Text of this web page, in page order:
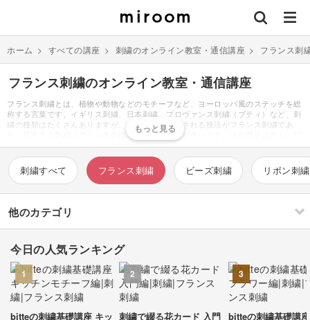
ホーム > すべての講座 > 刺繍のオンライン教室・通信講座 > フランス刺
フランス刺繍のオンライン教室・通信講座
フランス刺繍とは、植物や動物などのモチーフなど、ヨーロッパ風のステッチを総
称する言葉です。イギリス刺繍、日本刺繍、プロヴァンス刺繍（ブティ）など、刺
繍の種類はたくさんありますが、その中で基本とされる技法がフランス刺繍であ
り、日本での刺繍はフランス刺繍を意味することが多いです。その歴史は古く、17
世紀には衣類や装飾品、家具などにも刺繍が施され、富の象徴でもあったとされて
います。必要なものは刺繍糸・刺繍針・生地・刺繍枠・チャコペン・ハサミ・図案
などで、ユザワヤやamazonなどの通販で購入できます。刺繍糸はバラ売りされて
いるので、好みの色を探すところから刺繍の楽しみは始まります。価格を抑えたい
方はダイソーでも材料を揃える事ができます。収納場所も取らず、持ち運びも出来
るので好きな時に好きな場所で製作できるのも魅力のひとつです。クロスステッチ
とは違い、サテンステッチやチェーンステッチなど様々な刺し方を組み合わせて作
り上げるのがフランス刺繡の特徴であり、魅力です。完成した刺繍は、ブローチに
したりバッグにするなど、身に着けて楽しむことができます。大きな作品は制作に
さな作品から始めるのがおすすめです。
刺繍すべて フランス刺繍 ビーズ刺繍 リボン刺繍
他のカテゴリ
刺繍
すべて
すべて
ソーイング イラスト・絵画
今日の人気ランキング
1
bitteの刺繍基礎講座 キッ
2
刺繍で綴る花カード 入門
3
bitteの刺繍基礎講